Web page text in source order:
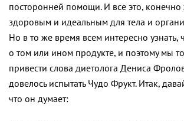
посторонней помощи. И все это,
здоровым и идеальным для тела и
Но в то же время всем интересно узнать,
о том или ином продукте, и поэтому мы
привести слова диетолога Дениса
довелось испытать Чудо Фрукт. Итак,
что он думает: